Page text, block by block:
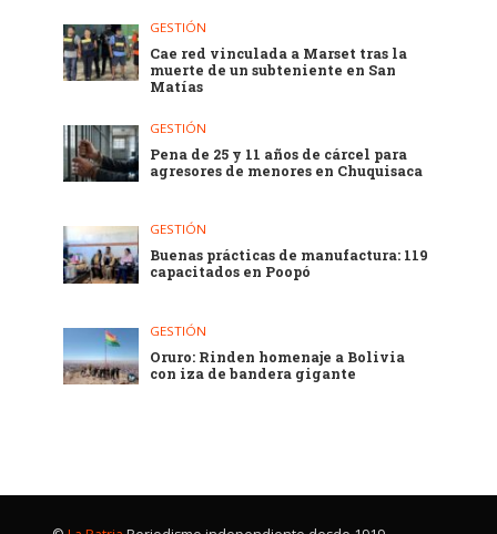
GESTIÓN
Cae red vinculada a Marset tras la
muerte de un subteniente en San
Matías
GESTIÓN
Pena de 25 y 11 años de cárcel para
agresores de menores en Chuquisaca
GESTIÓN
Buenas prácticas de manufactura: 119
capacitados en Poopó
GESTIÓN
Oruro: Rinden homenaje a Bolivia
con iza de bandera gigante